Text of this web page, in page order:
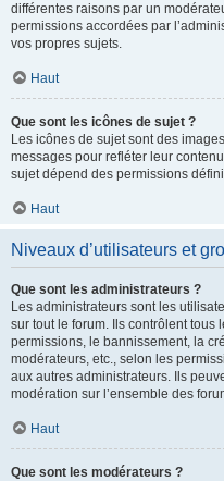
différentes raisons par un
permissions accordées par
vos propres sujets.
Haut
Que sont les icônes de sujet ?
Les icônes de sujet sont des
messages pour refléter leur
sujet dépend des permissions
Haut
Niveaux d’utilisateurs et
Que sont les administrateurs ?
Les administrateurs sont les
sur tout le forum. Ils contrôlent tous
permissions, le bannissement, la
modérateurs, etc., selon les
aux autres administrateurs. Ils
modération sur l’ensemble des
Haut
Que sont les modérateurs ?